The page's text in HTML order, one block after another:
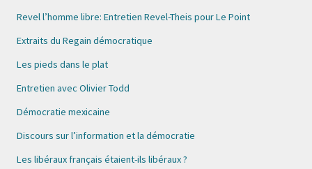
Revel l’homme libre: Entretien Revel-Theis pour Le Point
Extraits du Regain démocratique
Les pieds dans le plat
Entretien avec Olivier Todd
Démocratie mexicaine
Discours sur l’information et la démocratie
Les libéraux français étaient-ils libéraux ?